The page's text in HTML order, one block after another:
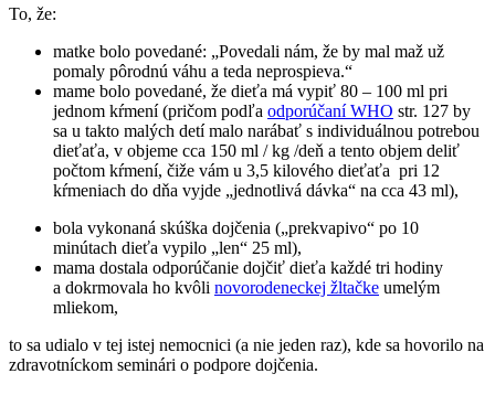
To, že:
matke bolo povedané: „Povedali nám, že by mal maž už
pomaly pôrodnú váhu a teda neprospieva.“
mame bolo povedané, že dieťa má vypiť 80 – 100 ml pri
jednom kŕmení (pričom podľa odporúčaní WHO str. 127 by
sa u takto malých detí malo narábať s individuálnou potrebou
dieťaťa, v objeme cca 150 ml / kg /deň a tento objem deliť
počtom kŕmení, čiže vám u 3,5 kilového dieťaťa pri 12
kŕmeniach do dňa vyjde „jednotlivá dávka“ na cca 43 ml),
bola vykonaná skúška dojčenia („prekvapivo“ po 10
minútach dieťa vypilo „len“ 25 ml),
mama dostala odporúčanie dojčiť dieťa každé tri hodiny
a dokrmovala ho kvôli novorodeneckej žltačke umelým
mliekom,
to sa udialo v tej istej nemocnici (a nie jeden raz), kde sa hovorilo na
zdravotníckom seminári o podpore dojčenia.